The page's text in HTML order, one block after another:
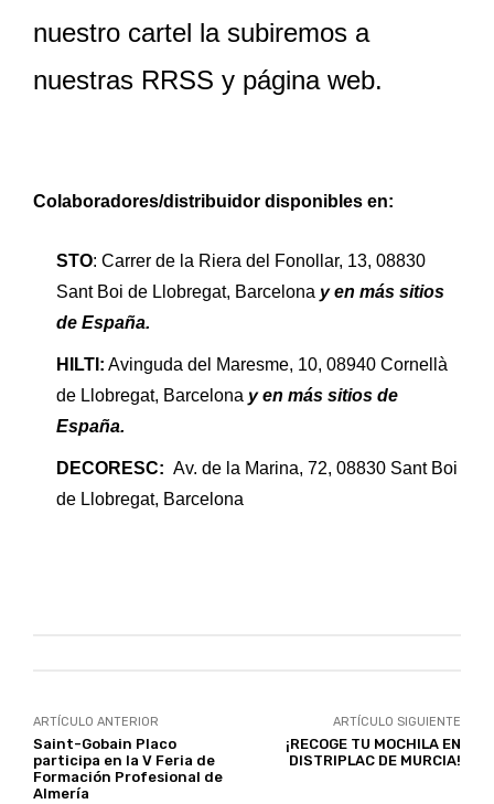
nuestro cartel la subiremos a
nuestras RRSS y página web.
Colaboradores/distribuidor disponibles en:
STO: Carrer de la Riera del Fonollar, 13, 08830
Sant Boi de Llobregat, Barcelona y en más sitios
de España.
HILTI: Avinguda del Maresme, 10, 08940 Cornellà
de Llobregat, Barcelona y en más sitios de
España.
DECORESC: Av. de la Marina, 72, 08830 Sant Boi
de Llobregat, Barcelona
ARTÍCULO ANTERIOR
Saint-Gobain Placo
participa en la V Feria de
Formación Profesional de
Almería
ARTÍCULO SIGUIENTE
¡RECOGE TU MOCHILA EN
DISTRIPLAC DE MURCIA!